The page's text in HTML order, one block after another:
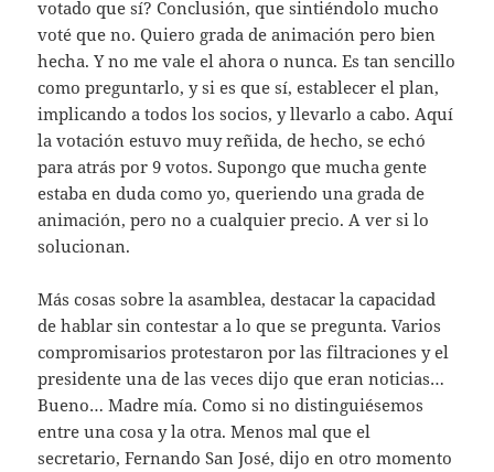
votado que sí? Conclusión, que sintiéndolo mucho
voté que no. Quiero grada de animación pero bien
hecha. Y no me vale el ahora o nunca. Es tan sencillo
como preguntarlo, y si es que sí, establecer el plan,
implicando a todos los socios, y llevarlo a cabo. Aquí
la votación estuvo muy reñida, de hecho, se echó
para atrás por 9 votos. Supongo que mucha gente
estaba en duda como yo, queriendo una grada de
animación, pero no a cualquier precio. A ver si lo
solucionan.
Más cosas sobre la asamblea, destacar la capacidad
de hablar sin contestar a lo que se pregunta. Varios
compromisarios protestaron por las filtraciones y el
presidente una de las veces dijo que eran noticias…
Bueno… Madre mía. Como si no distinguiésemos
entre una cosa y la otra. Menos mal que el
secretario, Fernando San José, dijo en otro momento